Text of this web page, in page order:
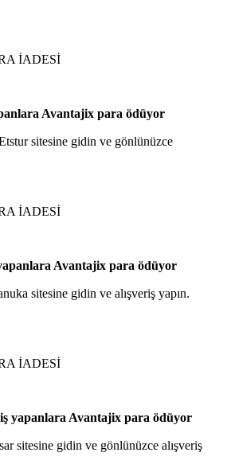
İADESİ
Avantajix para ödüyor
sitesine gidin ve gönlünüzce
İADESİ
Avantajix para ödüyor
sitesine gidin ve alışveriş yapın.
İADESİ
yapanlara Avantajix para ödüyor
sitesine gidin ve gönlünüzce alışveriş